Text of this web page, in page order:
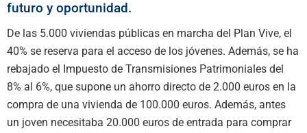
futuro y oportunidad.
De las 5.000 viviendas públicas en marcha del Plan Vive, el
40% se reserva para el acceso de los jóvenes. Además, se ha
rebajado el Impuesto de Transmisiones Patrimoniales del
8% al 6%, que supone un ahorro directo de 2.000 euros en la
compra de una vivienda de 100.000 euros. Además, antes
un joven necesitaba 20.000 euros de entrada para comprar